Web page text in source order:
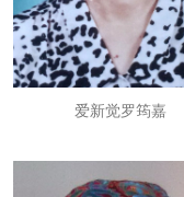
爱新觉罗筠嘉